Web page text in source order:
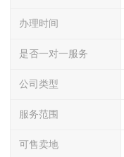
办理时间
是否一对一服务
公司类型
服务范围
可售卖地